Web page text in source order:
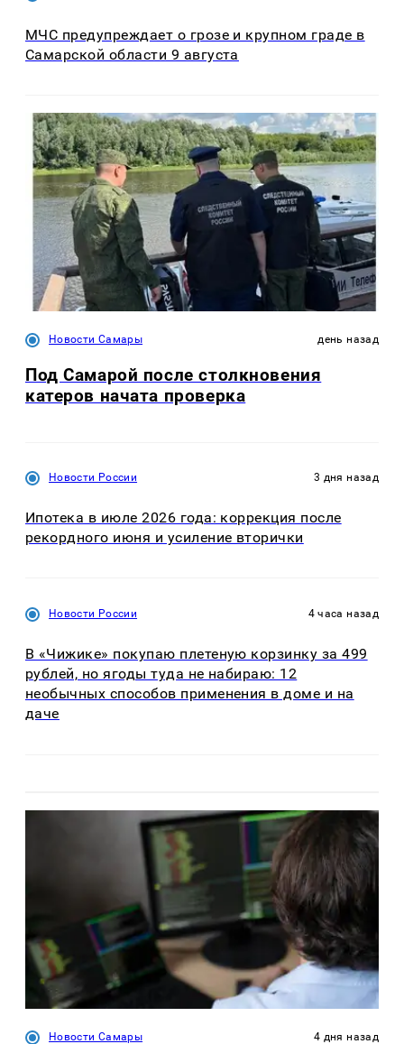
МЧС предупреждает о грозе и крупном граде в
Самарской области 9 августа
Новости Самары день назад
Под Самарой после столкновения
катеров начата проверка
Новости России 3 дня назад
Ипотека в июле 2026 года: коррекция после
рекордного июня и усиление вторички
Новости России 4 часа назад
В «Чижике» покупаю плетеную корзинку за 499
рублей, но ягоды туда не набираю: 12
необычных способов применения в доме и на
даче
Новости Самары 4 дня назад